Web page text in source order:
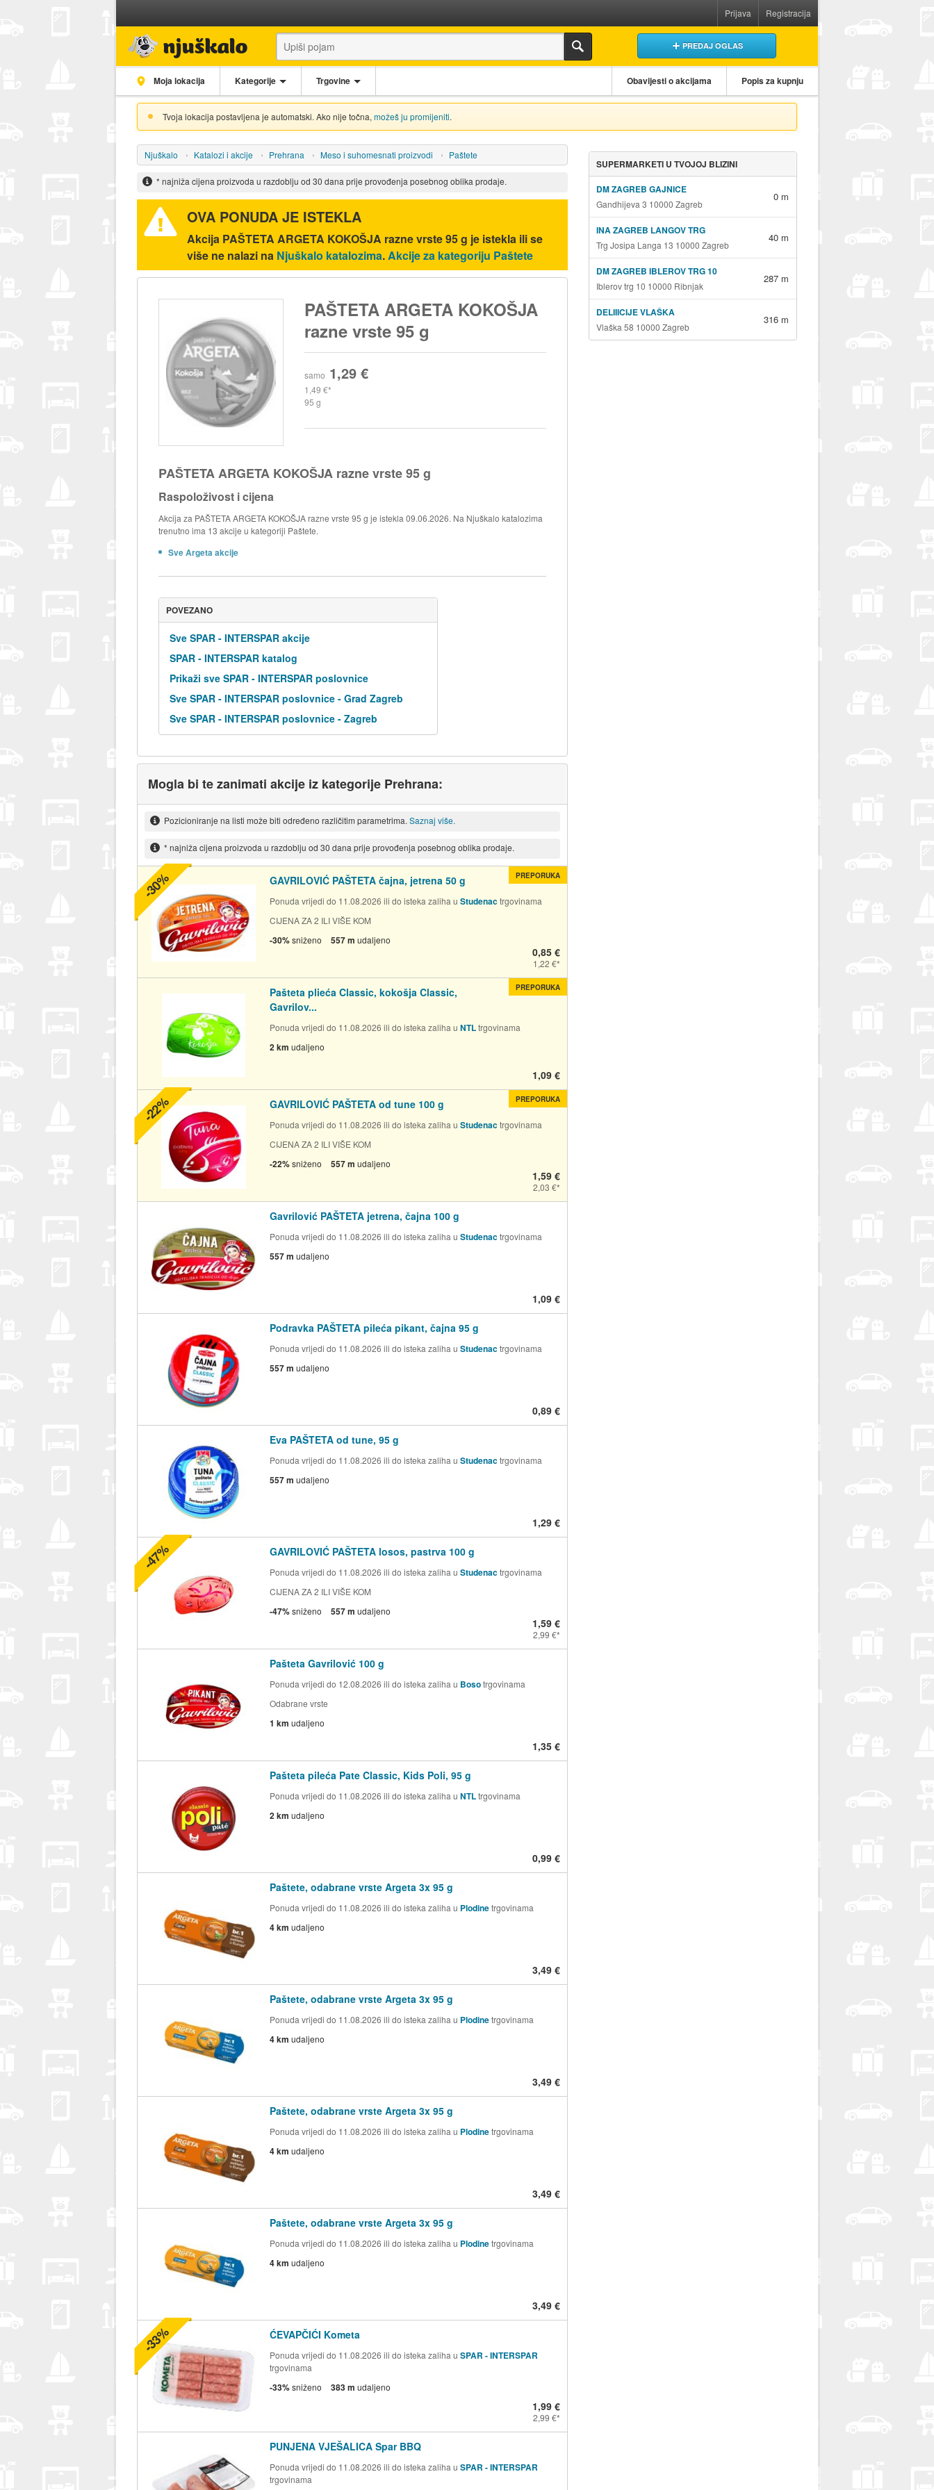
Prijava Registracija
PREDAJ OGLAS
Moja lokacija Kategorije Trgovine Obavijesti o akcijama Popis za kupnju
Tvoja lokacija postavljena je automatski. Ako nije točna, možeš ju promijeniti.
Njuškalo Katalozi i akcije Prehrana Meso i suhomesnati proizvodi Paštete
* najniža cijena proizvoda u razdoblju od 30 dana prije provođenja posebnog oblika prodaje.
OVA PONUDA JE ISTEKLA
Akcija PAŠTETA ARGETA KOKOŠJA razne vrste 95 g je istekla ili se
više ne nalazi na Njuškalo katalozima. Akcije za kategoriju Paštete
PAŠTETA ARGETA KOKOŠJA
razne vrste 95 g
samo 1,29 €
1,49 €
95 g
PAŠTETA ARGETA KOKOŠJA razne vrste 95 g
Raspoloživost i cijena
Akcija za PAŠTETA ARGETA KOKOŠJA razne vrste 95 g je istekla 09.06.2026. Na Njuškalo katalozima
trenutno ima 13 akcije u kategoriji Paštete.
Sve Argeta akcije
POVEZANO
Sve SPAR - INTERSPAR akcije
SPAR - INTERSPAR katalog
Prikaži sve SPAR - INTERSPAR poslovnice
Sve SPAR - INTERSPAR poslovnice - Grad Zagreb
Sve SPAR - INTERSPAR poslovnice - Zagreb
Mogla bi te zanimati akcije iz kategorije Prehrana:
Pozicioniranje na listi može biti određeno različitim parametrima. Saznaj više.
* najniža cijena proizvoda u razdoblju od 30 dana prije provođenja posebnog oblika prodaje.
GAVRILOVIĆ PAŠTETA čajna, jetrena 50 g
Ponuda vrijedi do 11.08.2026 ili do isteka zaliha u Studenactrgovinama
CIJENA ZA 2 ILI VIŠE KOM
-30%sniženo 557 m udaljeno
0,85 €
1,22 €
PREPORUKA
-30%
Pašteta plieća Classic, kokošja Classic,
Gavrilov...
Ponuda vrijedi do 11.08.2026 ili do isteka zaliha u NTLtrgovinama
2 km udaljeno
1,09 €
PREPORUKA
GAVRILOVIĆ PAŠTETA od tune 100 g
Ponuda vrijedi do 11.08.2026 ili do isteka zaliha u Studenactrgovinama
CIJENA ZA 2 ILI VIŠE KOM
-22%sniženo 557 m udaljeno
1,59 €
2,03 €
PREPORUKA
-22%
Gavrilović PAŠTETA jetrena, čajna 100 g
Ponuda vrijedi do 11.08.2026 ili do isteka zaliha u Studenactrgovinama
557 m udaljeno
1,09 €
Podravka PAŠTETA pileća pikant, čajna 95 g
Ponuda vrijedi do 11.08.2026 ili do isteka zaliha u Studenactrgovinama
557 m udaljeno
0,89 €
Eva PAŠTETA od tune, 95 g
Ponuda vrijedi do 11.08.2026 ili do isteka zaliha u Studenactrgovinama
557 m udaljeno
1,29 €
GAVRILOVIĆ PAŠTETA losos, pastrva 100 g
Ponuda vrijedi do 11.08.2026 ili do isteka zaliha u Studenactrgovinama
CIJENA ZA 2 ILI VIŠE KOM
-47%sniženo 557 m udaljeno
1,59 €
2,99 €
-47%
Pašteta Gavrilović 100 g
Ponuda vrijedi do 12.08.2026 ili do isteka zaliha u Bosotrgovinama
Odabrane vrste
1 km udaljeno
1,35 €
Pašteta pileća Pate Classic, Kids Poli, 95 g
Ponuda vrijedi do 11.08.2026 ili do isteka zaliha u NTLtrgovinama
2 km udaljeno
0,99 €
Paštete, odabrane vrste Argeta 3x 95 g
Ponuda vrijedi do 11.08.2026 ili do isteka zaliha u Plodinetrgovinama
4 km udaljeno
3,49 €
Paštete, odabrane vrste Argeta 3x 95 g
Ponuda vrijedi do 11.08.2026 ili do isteka zaliha u Plodinetrgovinama
4 km udaljeno
3,49 €
Paštete, odabrane vrste Argeta 3x 95 g
Ponuda vrijedi do 11.08.2026 ili do isteka zaliha u Plodinetrgovinama
4 km udaljeno
3,49 €
Paštete, odabrane vrste Argeta 3x 95 g
Ponuda vrijedi do 11.08.2026 ili do isteka zaliha u Plodinetrgovinama
4 km udaljeno
3,49 €
ĆEVAPČIĆI Kometa
Ponuda vrijedi do 11.08.2026 ili do isteka zaliha u SPAR - INTERSPAR
trgovinama
-33%sniženo 383 m udaljeno
1,99 €
2,99 €
-33%
PUNJENA VJEŠALICA Spar BBQ
Ponuda vrijedi do 11.08.2026 ili do isteka zaliha u SPAR - INTERSPAR
trgovinama
SUPERMARKETI U TVOJOJ BLIZINI
DM ZAGREB GAJNICE
Gandhijeva 3 10000 Zagreb
0 m
INA ZAGREB LANGOV TRG
Trg Josipa Langa 13 10000 Zagreb
40 m
DM ZAGREB IBLEROV TRG 10
Iblerov trg 10 10000 Ribnjak
287 m
DELIIICIJE VLAŠKA
Vlaška 58 10000 Zagreb
316 m